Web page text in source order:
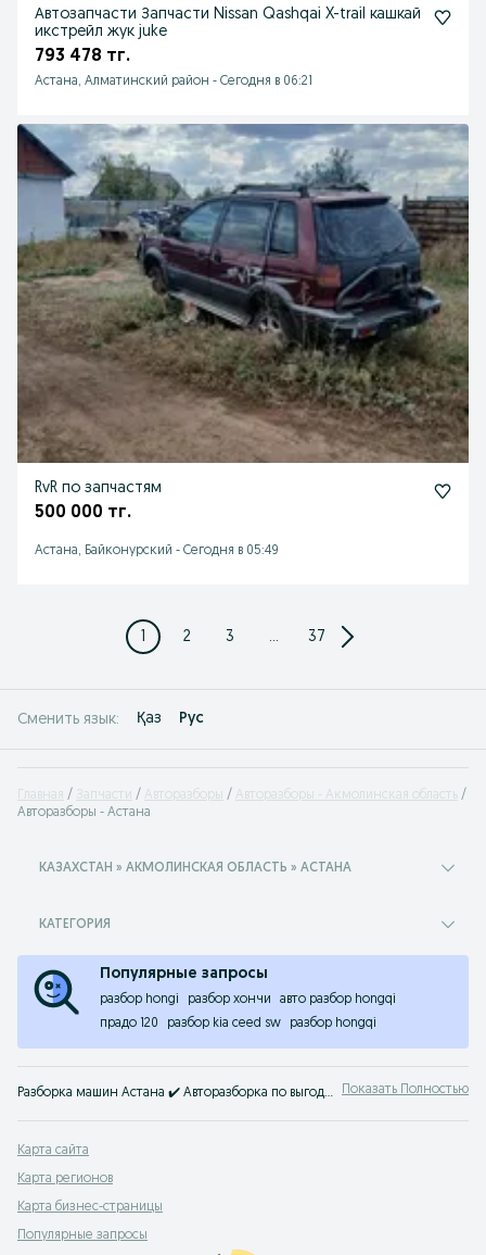
Автозапчасти Запчасти Nissan Qashqai X-trail кашкай
икстрейл жук juke
793 478 тг.
Астана, Алматинский район - Сегодня в 06:21
RvR по запчастям
500 000 тг.
Астана, Байконурский - Сегодня в 05:49
1 2 3 ... 37
Сменить язык: Қаз Рус
Главная Запчасти Авторазборы
Авторазборы - Акмолинская область
Авторазборы - Астана
КАЗАХСТАН » АКМОЛИНСКАЯ ОБЛАСТЬ » АСТАНА
КАТЕГОРИЯ
Популярные запросы
разбор hongi разбор хончи
авто разбор hongqi
прадо 120
разбор kia ceed sw разбор hongqi
Разборка машин Астана ✔️ Авторазборка по выгодной цене ⭐ Сдать бу авто на шрот машины на OLX.kz! Показать Полностью
Карта сайта
Карта регионов
Карта бизнес-страницы
Популярные запросы